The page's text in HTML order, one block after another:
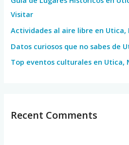
o
r
:
Visitar
Actividades al aire libre en Utica,
Datos curiosos que no sabes de
Top eventos culturales en Utica,
Recent Comments